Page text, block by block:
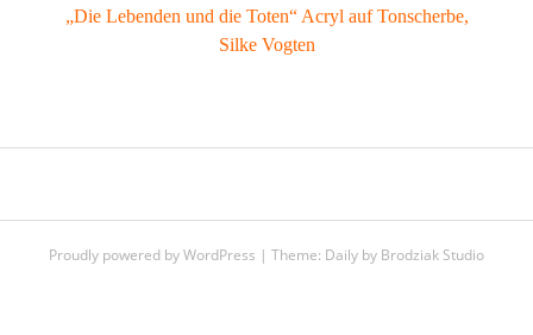
„Die Lebenden und die Toten“ Acryl auf Tonscherbe,
Silke Vogten
Proudly powered by WordPress | Theme: Daily by Brodziak Studio